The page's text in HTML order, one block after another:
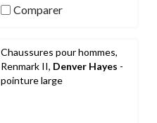
Comparer
Chaussures pour hommes,
Renmark II, Denver Hayes -
pointure large